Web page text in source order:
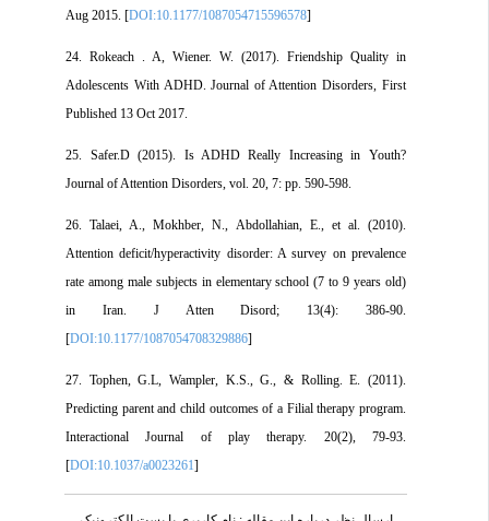
Aug 2015. [DOI:10.1177/1087054715596578
24. Rokeach . A, Wiener. W. (2017). Friendship Quality in
Adolescents With ADHD. Journal of Attention Disorders, First
Published 13 Oct 2017.
25. Safer.D (2015). Is ADHD Really Increasing in Youth?
Journal of Attention Disorders, vol. 20, 7: pp. 590-598.
26. Talaei, A., Mokhber, N., Abdollahian, E., et al. (2010).
Attention deficit/hyperactivity disorder: A survey on prevalence
rate among male subjects in elementary school (7 to 9 years old)
in Iran. J Atten Disord; 13(4): 386-90.
[DOI:10.1177/1087054708329886
27. Tophen, G.L, Wampler, K.S., G., & Rolling. E. (2011).
Predicting parent and child outcomes of a Filial therapy program.
Interactional Journal of play therapy. 20(2), 79-93.
[DOI:10.1037/a0023261